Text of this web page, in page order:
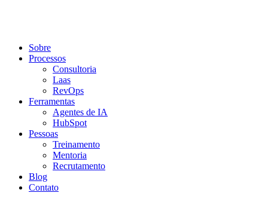
Sobre
Processos
Consultoria
Laas
RevOps
Ferramentas
Agentes de IA
HubSpot
Pessoas
Treinamento
Mentoria
Recrutamento
Blog
Contato